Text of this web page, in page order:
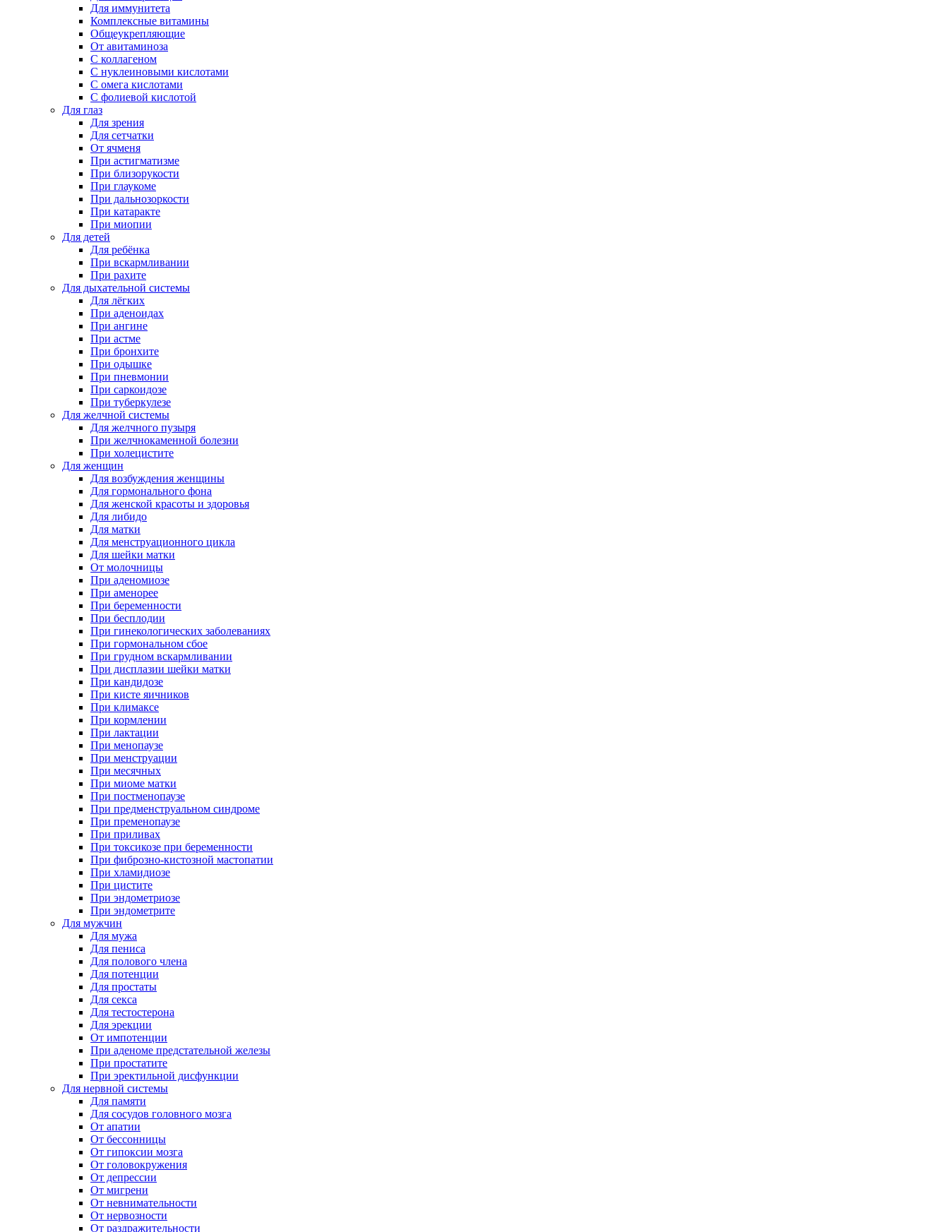
Для иммунитета
Комплексные витамины
Общеукрепляющие
От авитаминоза
С коллагеном
С нуклеиновыми кислотами
С омега кислотами
С фолиевой кислотой
Для глаз
Для зрения
Для сетчатки
От ячменя
При астигматизме
При близорукости
При глаукоме
При дальнозоркости
При катаракте
При миопии
Для детей
Для ребёнка
При вскармливании
При рахите
Для дыхательной системы
Для лёгких
При аденоидах
При ангине
При астме
При бронхите
При одышке
При пневмонии
При саркоидозе
При туберкулезе
Для желчной системы
Для желчного пузыря
При желчнокаменной болезни
При холецистите
Для женщин
Для возбуждения женщины
Для гормонального фона
Для женской красоты и здоровья
Для либидо
Для матки
Для менструационного цикла
Для шейки матки
От молочницы
При аденомиозе
При аменорее
При беременности
При бесплодии
При гинекологических заболеваниях
При гормональном сбое
При грудном вскармливании
При дисплазии шейки матки
При кандидозе
При кисте яичников
При климаксе
При кормлении
При лактации
При менопаузе
При менструации
При месячных
При миоме матки
При постменопаузе
При предменструальном синдроме
При пременопаузе
При приливах
При токсикозе при беременности
При фиброзно-кистозной мастопатии
При хламидиозе
При цистите
При эндометриозе
При эндометрите
Для мужчин
Для мужа
Для пениса
Для полового члена
Для потенции
Для простаты
Для секса
Для тестостерона
Для эрекции
От импотенции
При аденоме предстательной железы
При простатите
При эректильной дисфункции
Для нервной системы
Для памяти
Для сосудов головного мозга
От апатии
От бессонницы
От гипоксии мозга
От головокружения
От депрессии
От мигрени
От невнимательности
От нервозности
От раздражительности